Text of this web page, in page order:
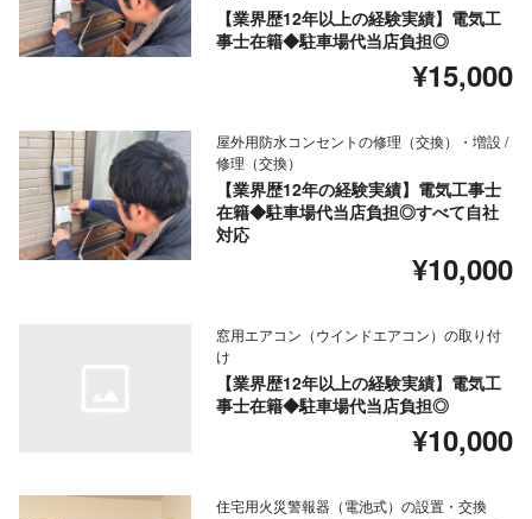
【業界歴12年以上の経験実績】電気工
事士在籍◆駐車場代当店負担◎
¥15,000
屋外用防水コンセントの修理（交換）・増設 /
修理（交換）
【業界歴12年の経験実績】電気工事士
在籍◆駐車場代当店負担◎すべて自社
対応
¥10,000
窓用エアコン（ウインドエアコン）の取り付
け
【業界歴12年以上の経験実績】電気工
事士在籍◆駐車場代当店負担◎
¥10,000
住宅用火災警報器（電池式）の設置・交換